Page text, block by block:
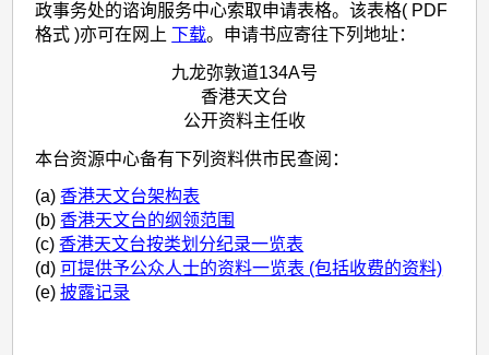
政事务处的谘询服务中心索取申请表格。该表格( PDF
格式 )亦可在网上下载。申请书应寄往下列地址：
九龙弥敦道134A号
香港天文台
公开资料主任收
本台资源中心备有下列资料供市民查阅：
(a) 香港天文台架构表
(b) 香港天文台的纲领范围
(c) 香港天文台按类划分纪录一览表
(d)可提供予公众人士的资料一览表 (包括收费的资料)
(e)披露记录